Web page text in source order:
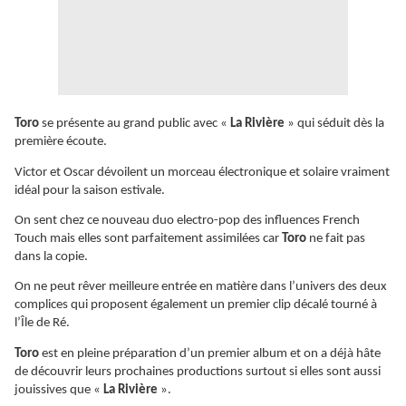
Toro se présente au grand public avec « La Rivière » qui séduit dès la
première écoute.
Victor et Oscar dévoilent un morceau électronique et solaire vraiment
idéal pour la saison estivale.
On sent chez ce nouveau duo electro-pop des influences French
Touch mais elles sont parfaitement assimilées car Toro ne fait pas
dans la copie.
On ne peut rêver meilleure entrée en matière dans l’univers des deux
complices qui proposent également un premier clip décalé tourné à
l’Île de Ré.
Toro est en pleine préparation d’un premier album et on a déjà hâte
de découvrir leurs prochaines productions surtout si elles sont aussi
jouissives que « La Rivière ».